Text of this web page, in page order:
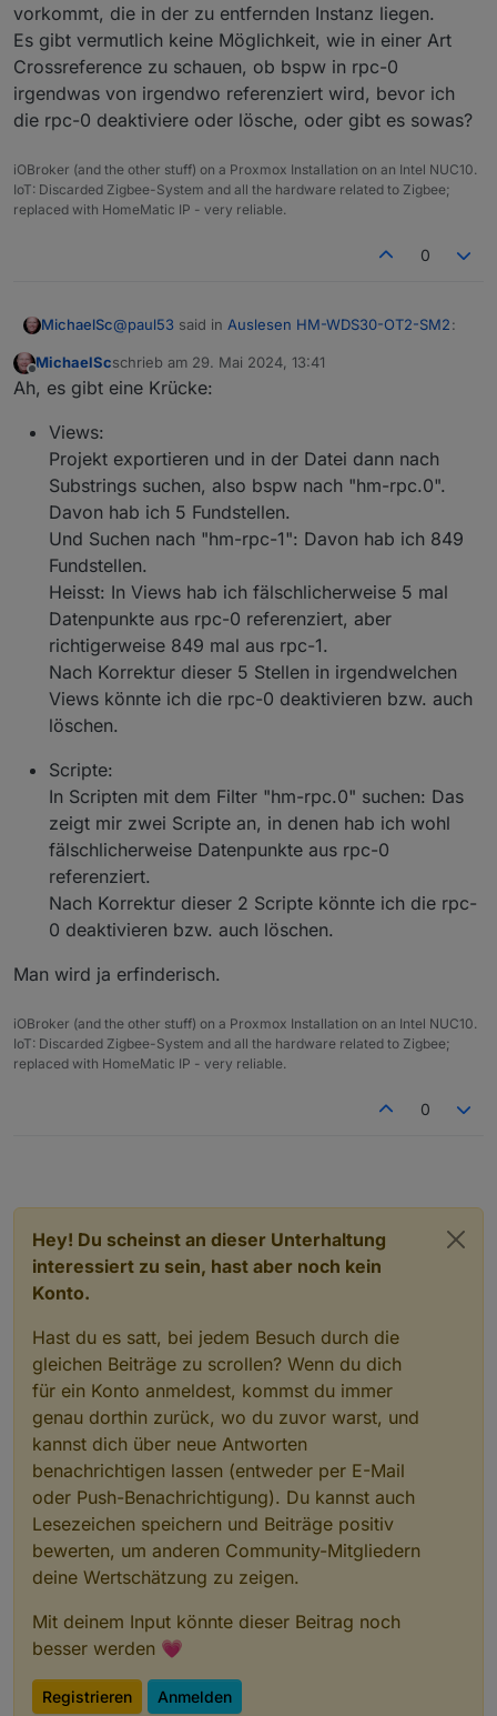
angelegt und somit unnötig?
Sieht so aus.
Was mich wundert: LOWBAT ist im Kanal 1 und nicht im
Kanal 0?
EDIT: Ist laut Doku so.
vorkommt, die in der zu entfernden Instanz liegen.
Es gibt vermutlich keine Möglichkeit, wie in einer Art
Crossreference zu schauen, ob bspw in rpc-0
irgendwas von irgendwo referenziert wird, bevor ich
die rpc-0 deaktiviere oder lösche, oder gibt es sowas?
iOBroker (and the other stuff) on a Proxmox Installation on an Intel NUC10.
IoT: Discarded Zigbee-System and all the hardware related to Zigbee;
replaced with HomeMatic IP - very reliable.
0
MichaelSc@paul53 said in Auslesen HM-WDS30-OT2-SM2:
LOWBAT ist im Kanal 1 und nicht im Kanal 0?
rpc-0 und rpc-1: Wenn ich eine davon entfernen
will, muss ich wohl irgendwie nur sicherstellen,
Datenpunkte vorkommt, die in der zu entfernden
Instanz liegen.
Es gibt vermutlich keine Möglichkeit, wie in einer
Art Crossreference zu schauen, ob bspw in rpc-0
irgendwas von irgendwo referenziert wird, bevor
ich die rpc-0 deaktiviere oder lösche, oder gibt es
sowas?
MichaelScschrieb am 29. Mai 2024, 13:41
zuletzt editiert von
Ah, es gibt eine Krücke:
Views:
Projekt exportieren und in der Datei dann nach
Substrings suchen, also bspw nach "hm-rpc.0".
Davon hab ich 5 Fundstellen.
Und Suchen nach "hm-rpc-1": Davon hab ich 849
Fundstellen.
Heisst: In Views hab ich fälschlicherweise 5 mal
Datenpunkte aus rpc-0 referenziert, aber
richtigerweise 849 mal aus rpc-1.
Nach Korrektur dieser 5 Stellen in irgendwelchen
Views könnte ich die rpc-0 deaktivieren bzw. auch
löschen.
Scripte:
In Scripten mit dem Filter "hm-rpc.0" suchen: Das
zeigt mir zwei Scripte an, in denen hab ich wohl
fälschlicherweise Datenpunkte aus rpc-0
referenziert.
Nach Korrektur dieser 2 Scripte könnte ich die rpc-
0 deaktivieren bzw. auch löschen.
Man wird ja erfinderisch.
iOBroker (and the other stuff) on a Proxmox Installation on an Intel NUC10.
IoT: Discarded Zigbee-System and all the hardware related to Zigbee;
replaced with HomeMatic IP - very reliable.
0
Hey! Du scheinst an dieser Unterhaltung
interessiert zu sein, hast aber noch kein
Konto.
Hast du es satt, bei jedem Besuch durch die
gleichen Beiträge zu scrollen? Wenn du dich
für ein Konto anmeldest, kommst du immer
genau dorthin zurück, wo du zuvor warst, und
kannst dich über neue Antworten
benachrichtigen lassen (entweder per E-Mail
oder Push-Benachrichtigung). Du kannst auch
Lesezeichen speichern und Beiträge positiv
bewerten, um anderen Community-Mitgliedern
deine Wertschätzung zu zeigen.
Mit deinem Input könnte dieser Beitrag noch
besser werden 💗
Registrieren Anmelden